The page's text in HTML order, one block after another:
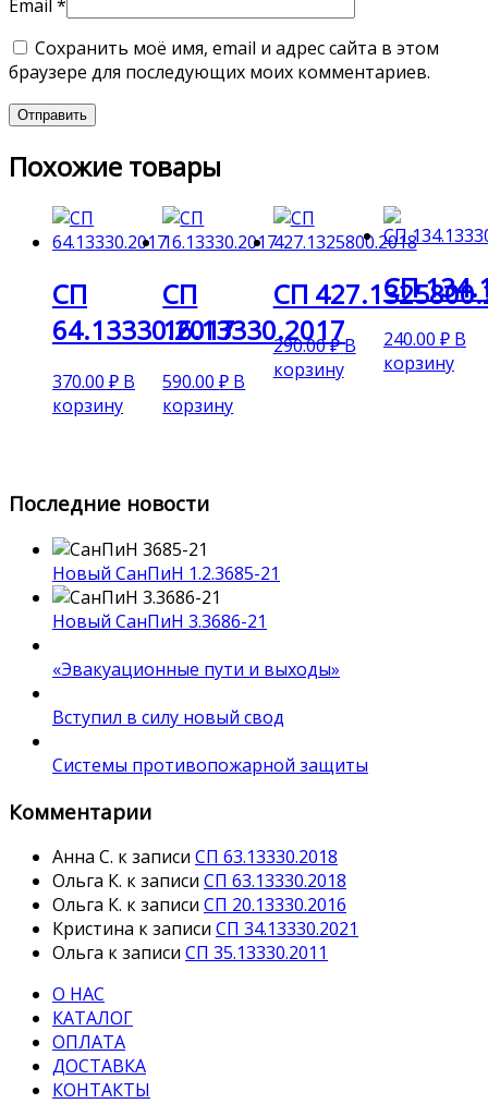
Email *
Сохранить моё имя, email и адрес сайта в этом
браузере для последующих моих комментариев.
Похожие товары
СП
64.13330.2017
370.00 ₽ В
корзину
СП
16.13330.2017
590.00₽ В
корзину
СП
290.00₽В
корзину
СП
240.00 ₽ В
корзину
Последние новости
Новый СанПиН 1.2.3685-21
Новый СанПиН 3.3686-21
«Эвакуационные пути и выходы»
Вступил в силу новый свод
Системы противопожарной защиты
Комментарии
Анна С. к записи СП 63.13330.2018
Ольга К. к записи СП 63.13330.2018
Ольга К. к записи СП 20.13330.2016
Кристина к записи СП 34.13330.2021
Ольга к записи СП 35.13330.2011
О НАС
КАТАЛОГ
ОПЛАТА
ДОСТАВКА
КОНТАКТЫ